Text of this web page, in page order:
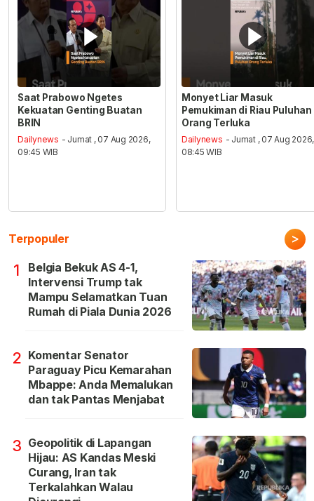
Saat Prabowo Ngetes
Kekuatan Genting Buatan
BRIN
Dailynews - Jumat , 07 Aug 2026,
09:45 WIB
Monyet Liar Masuk
Pemukiman di Riau Puluhan
Orang Terluka
Dailynews - Jumat , 07 Aug 2026,
08:45 WIB
Terpopuler >
1
Belgia Bekuk AS 4-1,
Intervensi Trump tak
Mampu Selamatkan Tuan
Rumah di Piala Dunia 2026
2 Komentar Senator
Paraguay Picu Kemarahan
Mbappe: Anda Memalukan
dan tak Pantas Menjabat
3 Geopolitik di Lapangan
Hijau: AS Kandas Meski
Curang, Iran tak
Terkalahkan Walau